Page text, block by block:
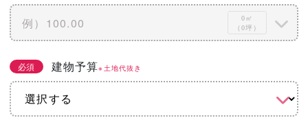
0㎡
（0坪）
必須 建物予算※土地代抜き